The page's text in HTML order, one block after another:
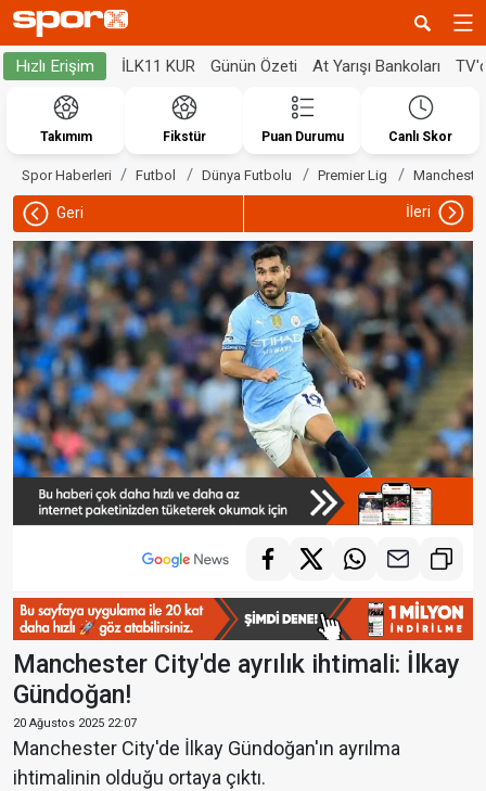
Hızlı Erişim İLK11 KUR Günün Özeti At Yarışı Bankoları
Takımım Fikstür Puan Durumu Canlı Skor
Spor Haberleri Futbol Dünya Futbolu Premier Lig
Geri İleri
Manchester City'de ayrılık ihtimali: İlkay
Gündoğan!
20 Ağustos 2025 22:07
Manchester City'de İlkay Gündoğan'ın ayrılma
ihtimalinin olduğu ortaya çıktı.